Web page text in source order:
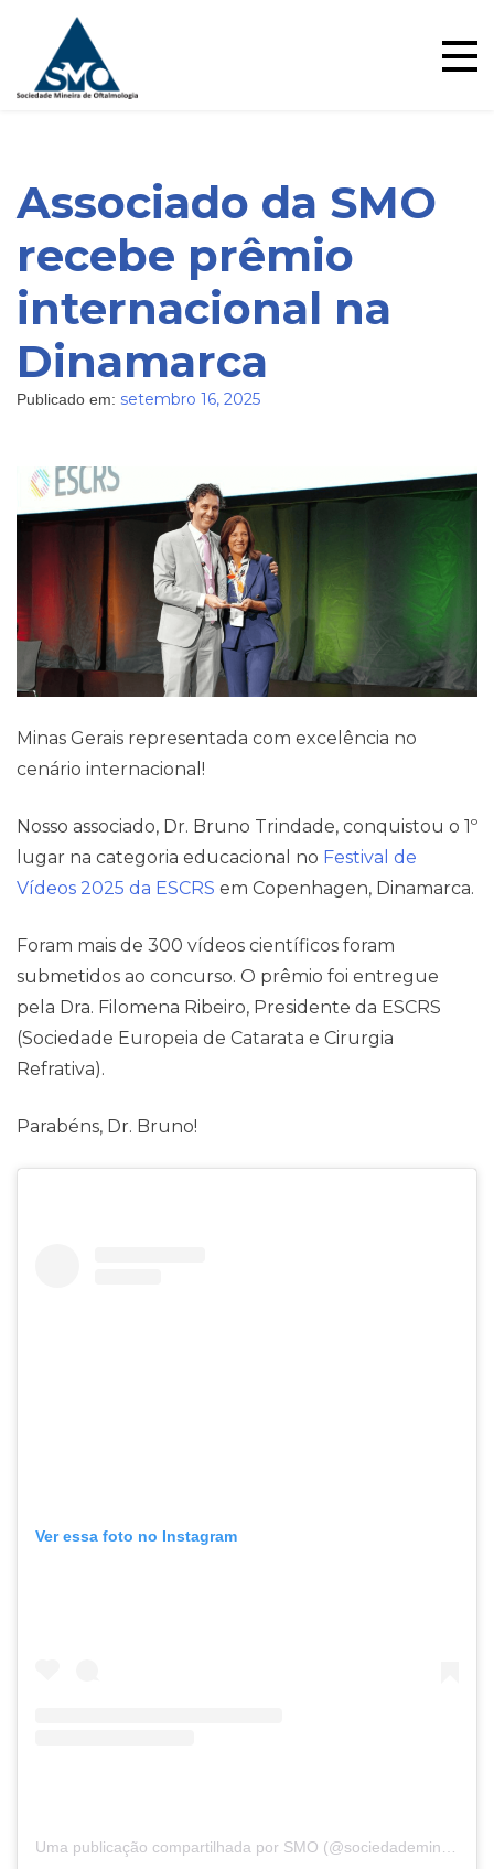
content
Blog
Pareceres Jurídicos
Contato
Associado da SMO
recebe prêmio
internacional na
Dinamarca
Publicado em: setembro 16, 2025
Minas Gerais representada com excelência no
cenário internacional!
Nosso associado, Dr. Bruno Trindade, conquistou o 1º
lugar na categoria educacional no Festival de
Vídeos 2025 da ESCRS em Copenhagen, Dinamarca.
Foram mais de 300 vídeos científicos foram
submetidos ao concurso. O prêmio foi entregue
pela Dra. Filomena Ribeiro, Presidente da ESCRS
(Sociedade Europeia de Catarata e Cirurgia
Refrativa).
Parabéns, Dr. Bruno!
Ver essa foto no Instagram
Uma publicação compartilhada por SMO (@sociedademineiraoftalmologia)